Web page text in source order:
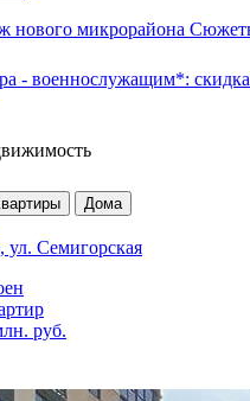
нового микрорайона
- военнослужащим*:
Дома
ул. Семигорская
руб.